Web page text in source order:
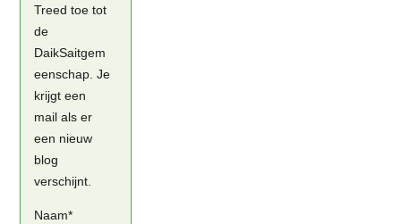
Treed toe tot
de
DaikSaitgem
eenschap. Je
krijgt een
mail als er
een nieuw
blog
verschijnt.
Naam*